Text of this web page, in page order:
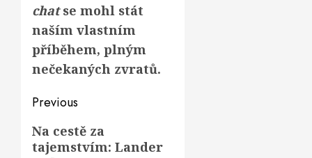
chatse mohl stát
naším vlastním
příběhem, plným
nečekaných zvratů.
Post
navigation
Previous
Previous
post:
Na cestě za
tajemstvím: Lander